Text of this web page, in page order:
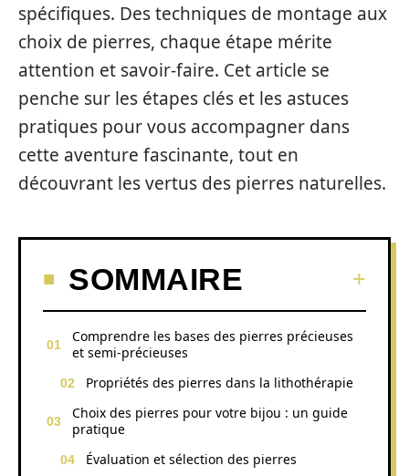
spécifiques. Des techniques de montage aux
choix de pierres, chaque étape mérite
attention et savoir-faire. Cet article se
penche sur les étapes clés et les astuces
pratiques pour vous accompagner dans
cette aventure fascinante, tout en
découvrant les vertus des pierres naturelles.
SOMMAIRE
Comprendre les bases des pierres précieuses
et semi-précieuses
Propriétés des pierres dans la lithothérapie
Choix des pierres pour votre bijou : un guide
pratique
Évaluation et sélection des pierres